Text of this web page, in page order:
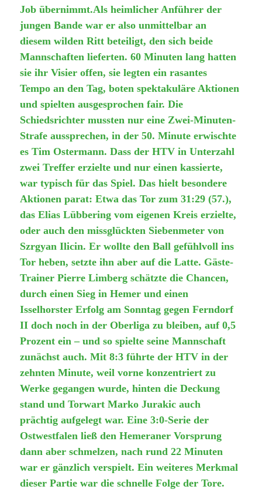
Job übernimmt.Als heimlicher Anführer der
jungen Bande war er also unmittelbar an
diesem wilden Ritt beteiligt, den sich beide
Mannschaften lieferten. 60 Minuten lang hatten
sie ihr Visier offen, sie legten ein rasantes
Tempo an den Tag, boten spektakuläre Aktionen
und spielten ausgesprochen fair. Die
Schiedsrichter mussten nur eine Zwei-Minuten-
Strafe aussprechen, in der 50. Minute erwischte
es Tim Ostermann. Dass der HTV in Unterzahl
zwei Treffer erzielte und nur einen kassierte,
war typisch für das Spiel. Das hielt besondere
Aktionen parat: Etwa das Tor zum 31:29 (57.),
das Elias Lübbering vom eigenen Kreis erzielte,
oder auch den missglückten Siebenmeter von
Szrgyan Ilicin. Er wollte den Ball gefühlvoll ins
Tor heben, setzte ihn aber auf die Latte. Gäste-
Trainer Pierre Limberg schätzte die Chancen,
durch einen Sieg in Hemer und einen
Isselhorster Erfolg am Sonntag gegen Ferndorf
II doch noch in der Oberliga zu bleiben, auf 0,5
Prozent ein – und so spielte seine Mannschaft
zunächst auch. Mit 8:3 führte der HTV in der
zehnten Minute, weil vorne konzentriert zu
Werke gegangen wurde, hinten die Deckung
stand und Torwart Marko Jurakic auch
prächtig aufgelegt war. Eine 3:0-Serie der
Ostwestfalen ließ den Hemeraner Vorsprung
dann aber schmelzen, nach rund 22 Minuten
war er gänzlich verspielt. Ein weiteres Merkmal
dieser Partie war die schnelle Folge der Tore.